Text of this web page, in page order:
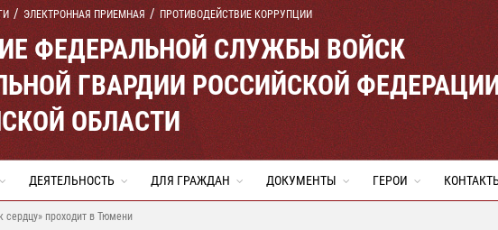
ЭЛЕКТРОННАЯ ПРИЕМНАЯ ПРОТИВОДЕЙСТВИЕ КОРРУПЦИИ
ФЕДЕРАЛЬНОЙ СЛУЖБЫ ВОЙСК
ГВАРДИИ РОССИЙСКОЙ
ОБЛАСТИ
ДЕЯТЕЛЬНОСТЬ ДЛЯ ГРАЖДАН ДОКУМЕНТЫ ГЕРОИ
сердцу» проходит в Тюмени